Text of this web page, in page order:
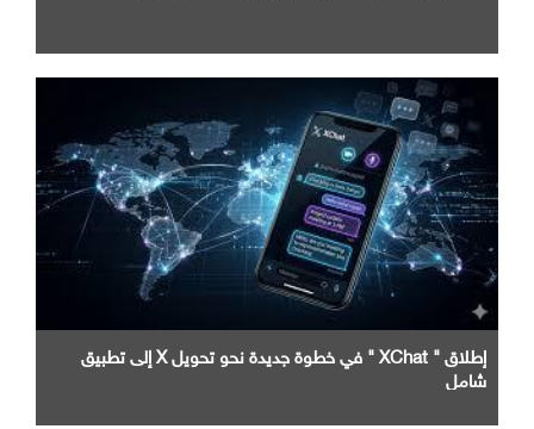
إطلاق " XChat " في خطوة جديدة نحو تحويل X إلى تطبيق
شامل